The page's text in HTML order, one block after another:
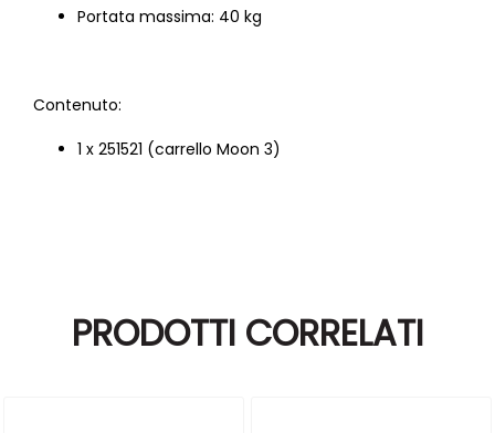
Portata massima: 40 kg
Contenuto:
1 x 251521 (carrello Moon 3)
PRODOTTI CORRELATI